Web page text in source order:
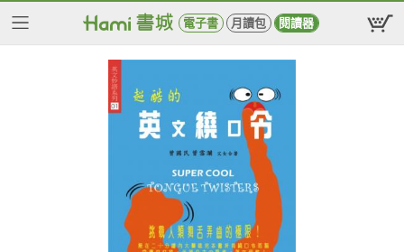
電子書 月讀包 閱讀器